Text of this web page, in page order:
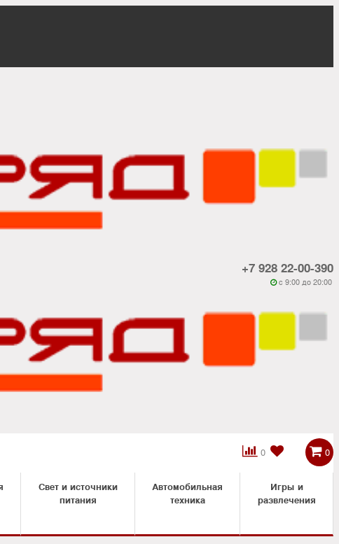
+7 928 22-00-390
 c 9:00 до 20:00
0

 0
Свет и источники
питания
Автомобильная
техника
Игры и
развлечения